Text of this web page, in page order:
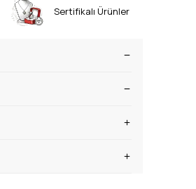
Sertifikalı Ürünler